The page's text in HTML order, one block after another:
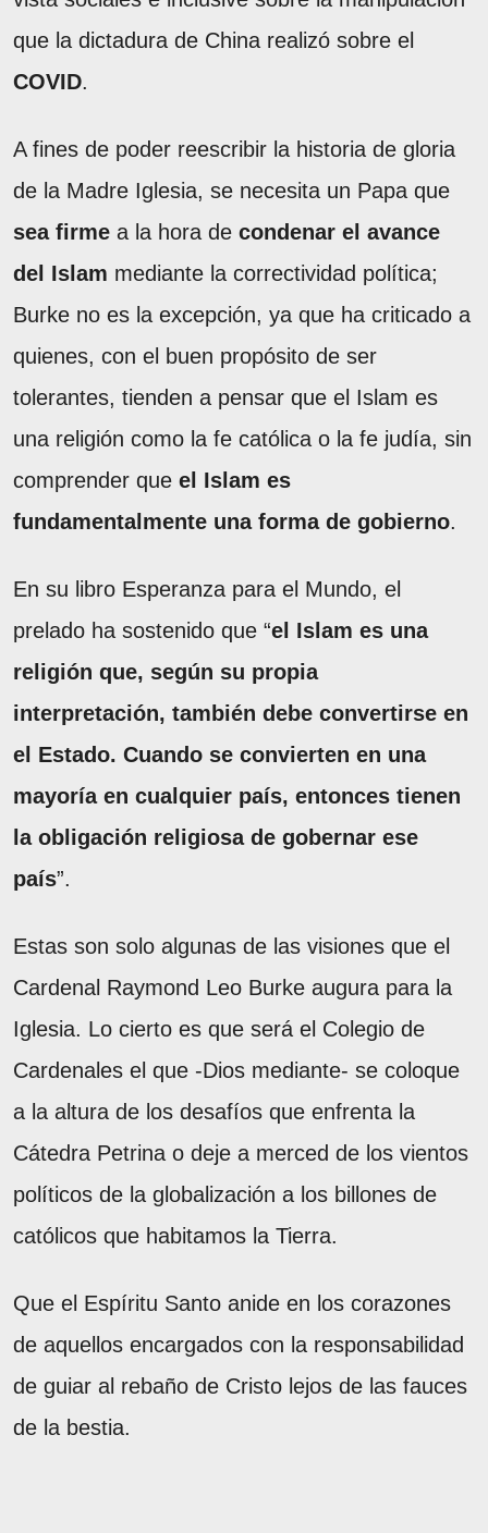
que la dictadura de China realizó sobre el
COVID.
A fines de poder reescribir la historia de gloria
de la Madre Iglesia, se necesita un Papa que
sea firme a la hora de condenar el avance
del Islam mediante la correctividad política;
Burke no es la excepción, ya que ha criticado a
quienes, con el buen propósito de ser
tolerantes, tienden a pensar que el Islam es
una religión como la fe católica o la fe judía, sin
comprender que el Islam es
fundamentalmente una forma de gobierno.
En su libro Esperanza para el Mundo, el
prelado ha sostenido que “el Islam es una
religión que, según su propia
interpretación, también debe convertirse en
el Estado. Cuando se convierten en una
mayoría en cualquier país, entonces tienen
la obligación religiosa de gobernar ese
país”.
Estas son solo algunas de las visiones que el
Cardenal Raymond Leo Burke augura para la
Iglesia. Lo cierto es que será el Colegio de
Cardenales el que -Dios mediante- se coloque
a la altura de los desafíos que enfrenta la
Cátedra Petrina o deje a merced de los vientos
políticos de la globalización a los billones de
católicos que habitamos la Tierra.
Que el Espíritu Santo anide en los corazones
de aquellos encargados con la responsabilidad
de guiar al rebaño de Cristo lejos de las fauces
de la bestia.